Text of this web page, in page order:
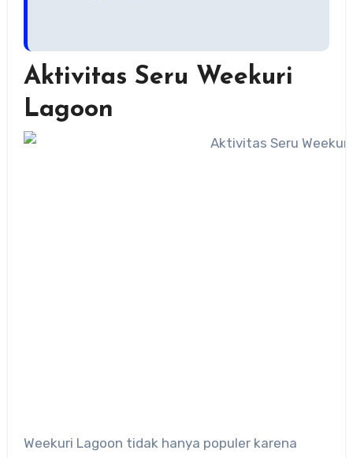
Aktivitas Seru Weekuri
Lagoon
Weekuri Lagoon tidak hanya populer karena